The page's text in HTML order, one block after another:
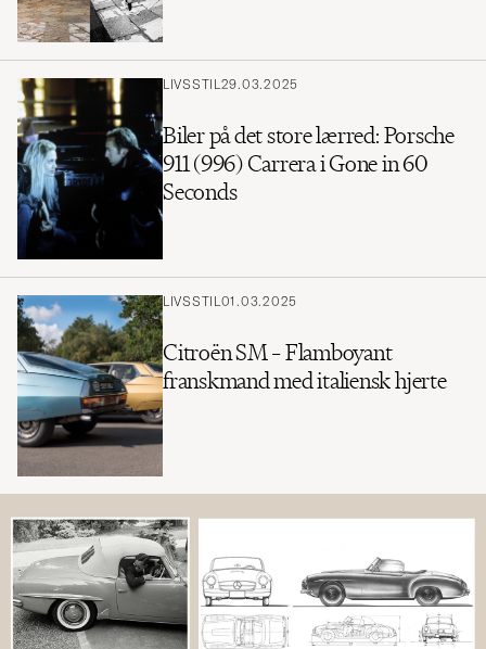
LIVSSTIL29.03.2025
Biler på det store lærred: Porsche
911 (996) Carrera i Gone in 60
Seconds
LIVSSTIL01.03.2025
Citroën SM – Flamboyant
franskmand med italiensk hjerte